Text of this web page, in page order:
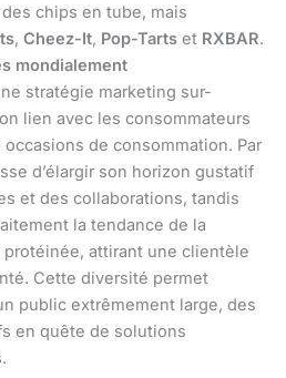
chips en tube, mais
, Cheez-It, Pop-Tarts et RXBAR.
mondialement
stratégie marketing sur-
lien avec les consommateurs
de consommation. Par
d’élargir son horizon gustatif
et des collaborations, tandis
la tendance de la
attirant une clientèle
Cette diversité permet
public extrêmement large, des
en quête de solutions